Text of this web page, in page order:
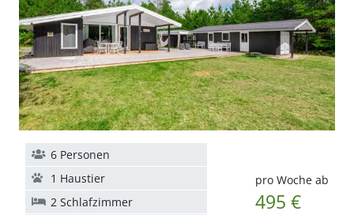
pro Woche ab
495 €
6 Personen
1 Haustier
2 Schlafzimmer